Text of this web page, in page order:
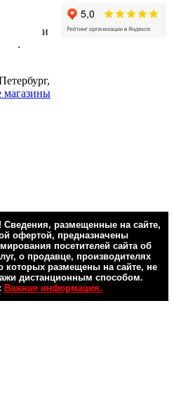
и
.
магазины
размещенные на сайте,
офертой, предназначены
посетителей сайта об
о продавце, производителях
которых размещены на сайте, не
дистанционным способом.
Важная информация.